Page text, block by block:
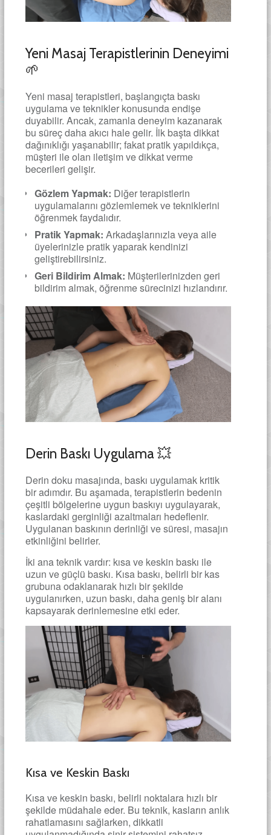
Yeni Masaj Terapistlerinin Deneyimi
🌱
Yeni masaj terapistleri, başlangıçta baskı
uygulama ve teknikler konusunda endişe
duyabilir. Ancak, zamanla deneyim kazanarak
bu süreç daha akıcı hale gelir. İlk başta dikkat
dağınıklığı yaşanabilir; fakat pratik yapıldıkça,
müşteri ile olan iletişim ve dikkat verme
becerileri gelişir.
Gözlem Yapmak: Diğer terapistlerin
uygulamalarını gözlemlemek ve tekniklerini
öğrenmek faydalıdır.
Pratik Yapmak: Arkadaşlarınızla veya aile
üyelerinizle pratik yaparak kendinizi
geliştirebilirsiniz.
Geri Bildirim Almak: Müşterilerinizden geri
bildirim almak, öğrenme sürecinizi hızlandırır.
Derin Baskı Uygulama 💥
Derin doku masajında, baskı uygulamak kritik
bir adımdır. Bu aşamada, terapistlerin bedenin
çeşitli bölgelerine uygun baskıyı uygulayarak,
kaslardaki gerginliği azaltmaları hedeflenir.
Uygulanan baskının derinliği ve süresi, masajın
etkinliğini belirler.
İki ana teknik vardır: kısa ve keskin baskı ile
uzun ve güçlü baskı. Kısa baskı, belirli bir kas
grubuna odaklanarak hızlı bir şekilde
uygulanırken, uzun baskı, daha geniş bir alanı
kapsayarak derinlemesine etki eder.
Kısa ve Keskin Baskı
Kısa ve keskin baskı, belirli noktalara hızlı bir
şekilde müdahale eder. Bu teknik, kasların anlık
rahatlamasını sağlarken, dikkatli